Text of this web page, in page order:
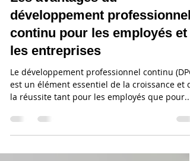
Les avantages du
développement professionnel
continu pour les employés et
les entreprises
Le développement professionnel continu
la réussite tant pour les employés que pour...